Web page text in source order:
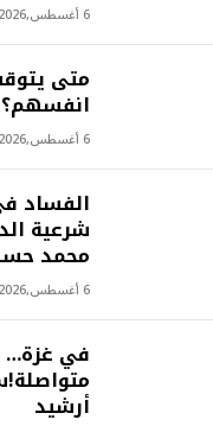
6 أغسطس,2026
متى
6 أغسطس,2026
الفساد
شرعية
محمد
6 أغسطس,2026
في غزة…
أرشيد